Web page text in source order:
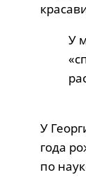
У
У
года
по